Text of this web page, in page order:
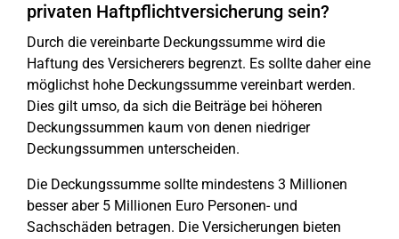
privaten Haftpflichtversicherung sein?
Durch die vereinbarte Deckungssumme wird die
Haftung des Versicherers begrenzt. Es sollte daher eine
möglichst hohe Deckungssumme vereinbart werden.
Dies gilt umso, da sich die Beiträge bei höheren
Deckungssummen kaum von denen niedriger
Deckungssummen unterscheiden.
Die Deckungssumme sollte mindestens 3 Millionen
besser aber 5 Millionen Euro Personen- und
Sachschäden betragen. Die Versicherungen bieten